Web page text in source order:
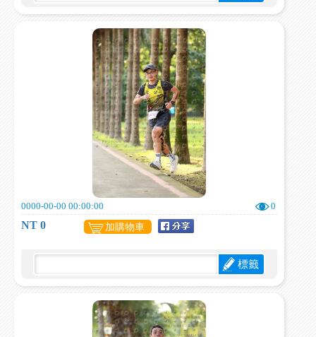
0000-00-00 00:00:00 0
NT 0 加購物車
標籤